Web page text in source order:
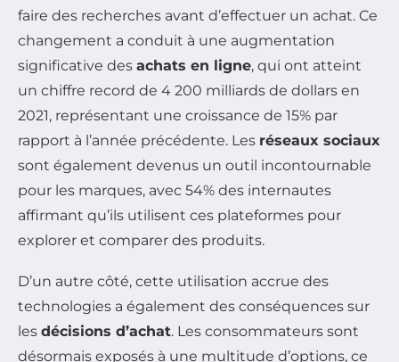
faire des recherches avant d’effectuer un achat. Ce
changement a conduit à une augmentation
significative des achats en ligne, qui ont atteint
un chiffre record de 4 200 milliards de dollars en
2021, représentant une croissance de 15% par
rapport à l’année précédente. Les réseaux sociaux
sont également devenus un outil incontournable
pour les marques, avec 54% des internautes
affirmant qu’ils utilisent ces plateformes pour
explorer et comparer des produits.
D’un autre côté, cette utilisation accrue des
technologies a également des conséquences sur
les décisions d’achat. Les consommateurs sont
désormais exposés à une multitude d’options, ce